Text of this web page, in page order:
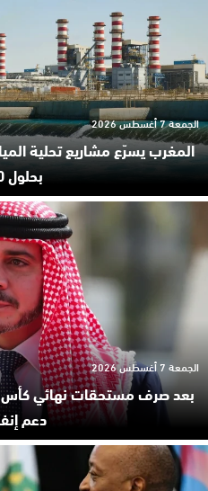
بحلول 2030
الجمعة 7 أغسطس 2026
بعد صرف مستحقات نهائي كأس
دعم
الجمعة 7 أغسطس 2026